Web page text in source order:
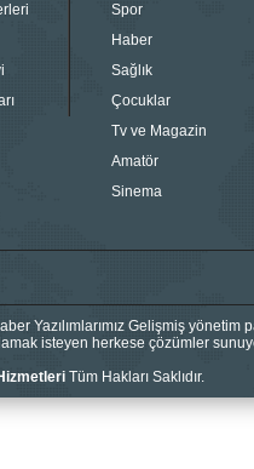
Spor
Haber
Sağlık
Çocuklar
Tv ve Magazin
Amatör
Sinema
Yazılımlarımız Gelişmiş
isteyen herkese çözümler
Tüm Hakları Saklıdır.